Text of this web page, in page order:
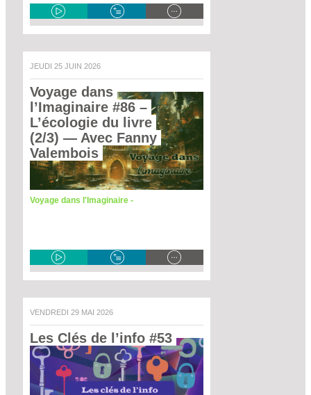
JEUDI 25 JUIN 2026
Voyage dans
l’Imaginaire #86 –
L’écologie du livre
(2/3) — Avec Fanny
Valembois
Voyage dans l'Imaginaire -
VENDREDI 29 MAI 2026
Les Clés de l’info #53